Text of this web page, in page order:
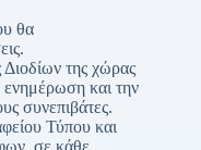
θα
της χώρας
ενημέρωση και την
συνεπιβάτες.
Τύπου και
σε κάθε